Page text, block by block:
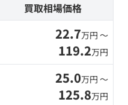
買取相場価格
22.7万円 〜
119.2万円
25.0万円 〜
125.8万円